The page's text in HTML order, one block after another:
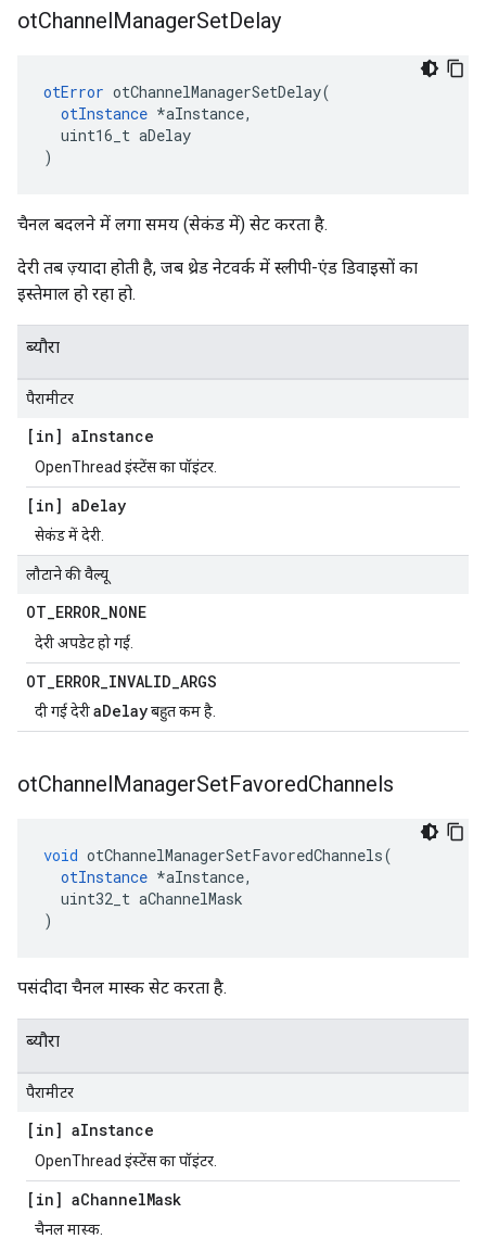
otChannelManagerSetDelay
otError otChannelManagerSetDelay(
otInstance *aInstance,
uint16_t aDelay
)
चैनल बदलने में लगा समय (सेकंड में) सेट करता है.
देरी तब ज़्यादा होती है, जब थ्रेड नेटवर्क में स्लीपी-एंड डिवाइसों का
इस्तेमाल हो रहा हो.
ब्यौरा
पैरामीटर
[in] aInstance
OpenThread इंस्टेंस का पॉइंटर.
[in] aDelay
सेकंड में देरी.
लौटाने की वैल्यू
OT_ERROR_NONE
देरी अपडेट हो गई.
OT_ERROR_INVALID_ARGS
दी गई देरीaDelayबहुत कम है.
otChannelManagerSetFavoredChannels
void otChannelManagerSetFavoredChannels(
otInstance *aInstance,
uint32_t aChannelMask
)
पसंदीदा चैनल मास्क सेट करता है.
ब्यौरा
पैरामीटर
[in] aInstance
OpenThread इंस्टेंस का पॉइंटर.
[in] aChannelMask
चैनल मास्क.